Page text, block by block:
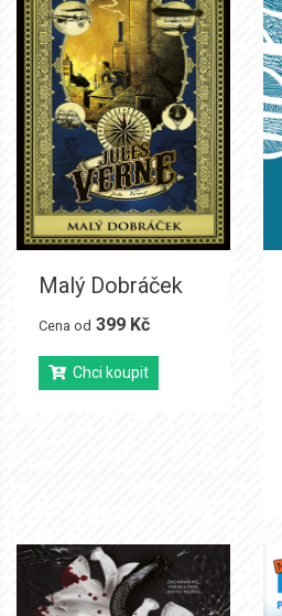
Malý Dobráček
Cena od 399 Kč
Chci koupit